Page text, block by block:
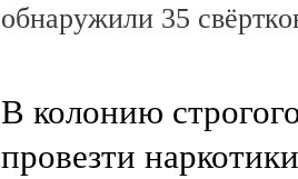
обнаружили 35
В колонию
провезти наркотики